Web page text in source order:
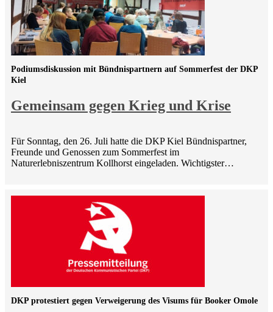
Gemeinsam gegen Krieg und Krise
Podiumsdiskussion mit Bündnispartnern auf Sommerfest der DKP
Kiel
Für Sonntag, den 26. Juli hatte die DKP Kiel Bündnispartner,
Freunde und Genossen zum Sommerfest im
Naturerlebniszentrum Kollhorst eingeladen. Wichtigster…
DKP protestiert gegen Verweigerung des Visums für Booker Omole